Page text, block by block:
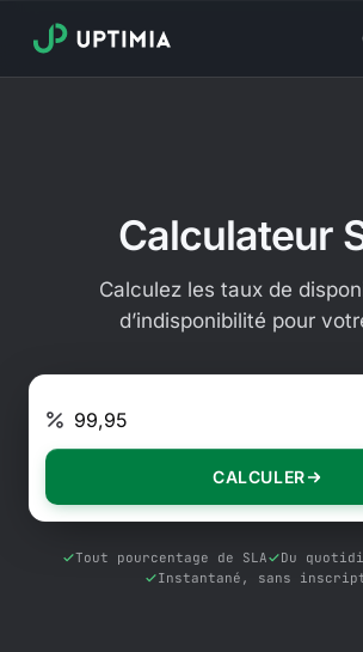
Surveillance des utilisateurs réels
Surveillance des transactions
Page de statut
Calculateur
Calculez les taux de
d’indisponibilité pour
CALCULER
Tout pourcentage de SLA
Du
Instantané, sans